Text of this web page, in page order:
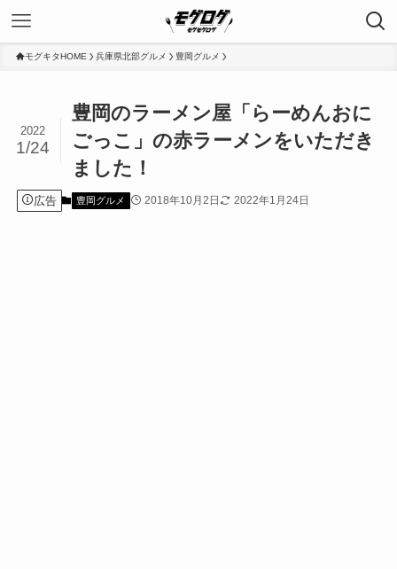
モグキタHOME 兵庫県北部グルメ 豊岡グルメ
豊岡のラーメン屋「らーめんおに
ごっこ」の赤ラーメンをいただき
ました！
2022
1/24
広告 豊岡グルメ 2018年10月2日 2022年1月24日